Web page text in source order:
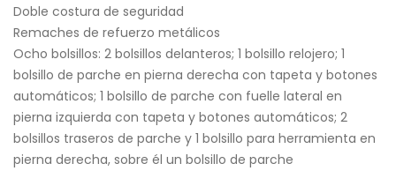
Doble costura de seguridad
Remaches de refuerzo metálicos
Ocho bolsillos: 2 bolsillos delanteros; 1 bolsillo relojero; 1
bolsillo de parche en pierna derecha con tapeta y botones
automáticos; 1 bolsillo de parche con fuelle lateral en
pierna izquierda con tapeta y botones automáticos; 2
bolsillos traseros de parche y 1 bolsillo para herramienta en
pierna derecha, sobre él un bolsillo de parche